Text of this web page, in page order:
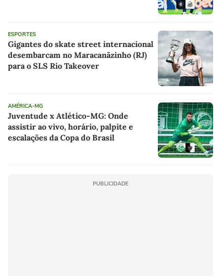
ESPORTES
Gigantes do skate street internacional
desembarcam no Maracanãzinho (RJ)
para o SLS Rio Takeover
AMÉRICA-MG
Juventude x Atlético-MG: Onde
assistir ao vivo, horário, palpite e
escalações da Copa do Brasil
PUBLICIDADE